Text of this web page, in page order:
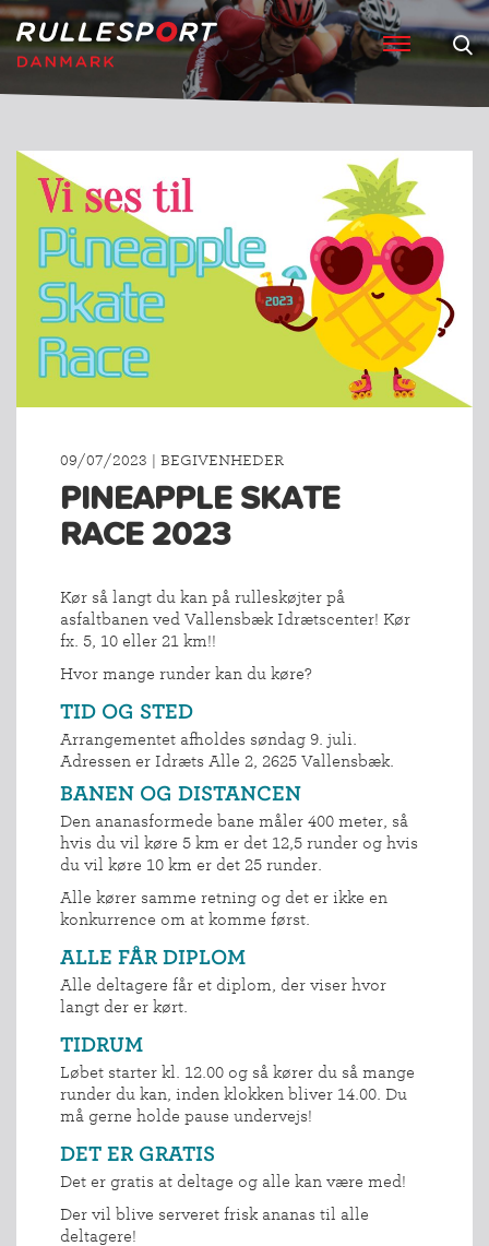
09/07/2023 | BEGIVENHEDER
PINEAPPLE SKATE
RACE 2023
Kør så langt du kan på rulleskøjter på
asfaltbanen ved Vallensbæk Idrætscenter! Kør
fx. 5, 10 eller 21 km!!
Hvor mange runder kan du køre?
TID OG STED
Arrangementet afholdes søndag 9. juli.
Adressen er Idræts Alle 2, 2625 Vallensbæk.
BANEN OG DISTANCEN
Den ananasformede bane måler 400 meter, så
hvis du vil køre 5 km er det 12,5 runder og hvis
du vil køre 10 km er det 25 runder.
Alle kører samme retning og det er ikke en
konkurrence om at komme først.
ALLE FÅR DIPLOM
Alle deltagere får et diplom, der viser hvor
langt der er kørt.
TIDRUM
Løbet starter kl. 12.00 og så kører du så mange
runder du kan, inden klokken bliver 14.00. Du
må gerne holde pause undervejs!
DET ER GRATIS
Det er gratis at deltage og alle kan være med!
Der vil blive serveret frisk ananas til alle
deltagere!